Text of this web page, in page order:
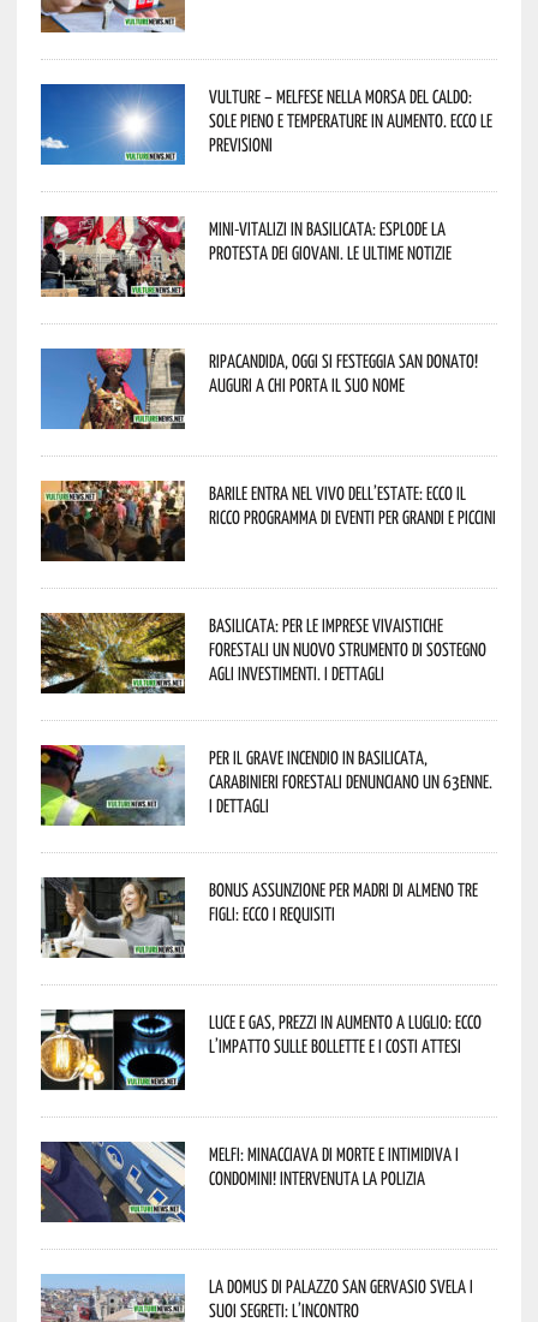
Vulture – melfese nella morsa del caldo:
sole pieno e temperature in aumento. Ecco le
previsioni
Mini-vitalizi in Basilicata: esplode la
protesta dei giovani. Le ultime notizie
Ripacandida, oggi si festeggia San Donato!
Auguri a chi porta il suo nome
Barile entra nel vivo dell’estate: ecco il
ricco programma di eventi per grandi e piccini
Basilicata: per le imprese vivaistiche
forestali un nuovo strumento di sostegno
agli investimenti. I dettagli
Per il grave incendio in Basilicata,
Carabinieri forestali denunciano un 63enne.
I dettagli
Bonus assunzione per madri di almeno tre
figli: ecco i requisiti
Luce e gas, prezzi in aumento a luglio: ecco
l’impatto sulle bollette e i costi attesi
Melfi: minacciava di morte e intimidiva i
condomini! Intervenuta la Polizia
La Domus di Palazzo San Gervasio svela i
suoi segreti: l’incontro